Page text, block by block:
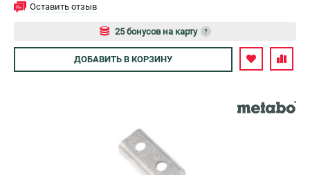
Оставить отзыв
25 бонусов на карту ?
Авторизуйтесь
ДОБАВИТЬ В КОРЗИНУ